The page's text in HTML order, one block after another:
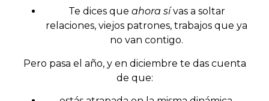
Te dices que ahora sívas a soltar
relaciones, viejos patrones, trabajos que ya
no van contigo.
Pero pasa el año, y en diciembre te das cuenta
de que: